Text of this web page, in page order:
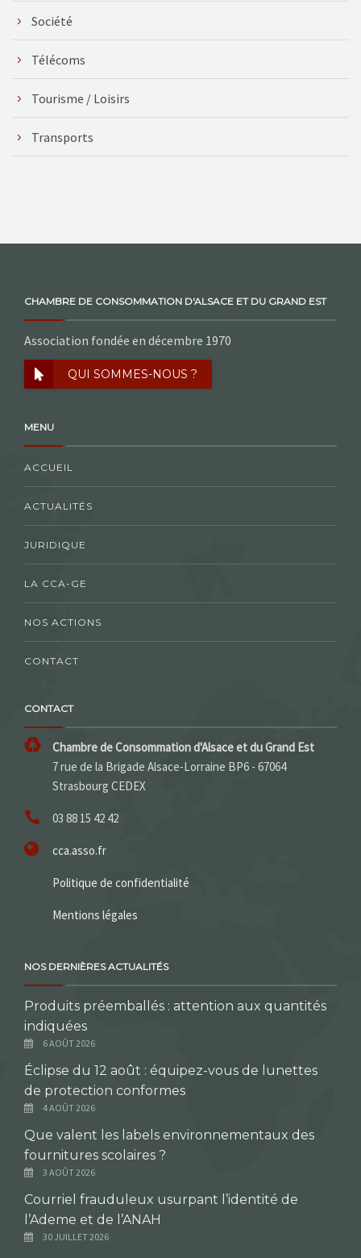
Société
Télécoms
Tourisme / Loisirs
Transports
CHAMBRE DE CONSOMMATION D'ALSACE ET DU GRAND EST
Association fondée en décembre 1970
QUI SOMMES-NOUS ?
MENU
ACCUEIL
ACTUALITÉS
JURIDIQUE
LA CCA-GE
NOS ACTIONS
CONTACT
CONTACT
Chambre de Consommation d'Alsace et du Grand Est
7 rue de la Brigade Alsace-Lorraine BP6 - 67064
Strasbourg CEDEX
03 88 15 42 42
cca.asso.fr
Politique de confidentialité
Mentions légales
NOS DERNIÈRES ACTUALITÉS
Produits préemballés : attention aux quantités
indiquées
6 AOÛT 2026
Éclipse du 12 août : équipez-vous de lunettes
de protection conformes
4 AOÛT 2026
Que valent les labels environnementaux des
fournitures scolaires ?
3 AOÛT 2026
Courriel frauduleux usurpant l’identité de
l’Ademe et de l’ANAH
30 JUILLET 2026